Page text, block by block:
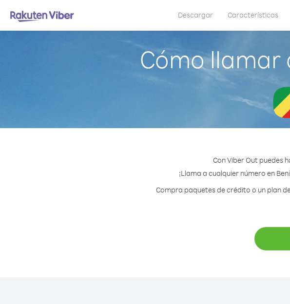
Descargar Características
Cómo llamar
Con Viber Out puedes
¡Llama a cualquier número en
Compra paquetes de crédito o un plan